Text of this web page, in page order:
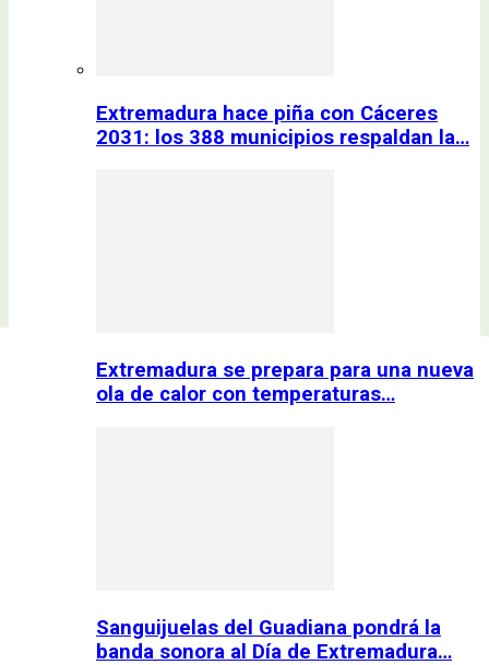
Extremadura hace piña con Cáceres
2031: los 388 municipios respaldan la…
Extremadura se prepara para una nueva
ola de calor con temperaturas…
Sanguijuelas del Guadiana pondrá la
banda sonora al Día de Extremadura…